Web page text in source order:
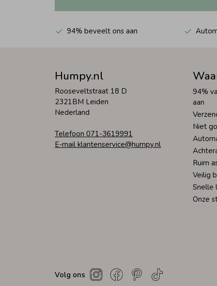
94% beveelt ons aan
Humpy.nl
Rooseveltstraat 18 D
2321BM Leiden
Nederland
Telefoon 071-3619991
E-mail klantenservice@humpy.nl
94%
aan
Niet
Ruim
Veilig
Snelle
Onze
Volg ons